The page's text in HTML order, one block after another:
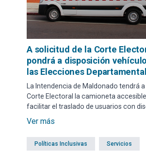
A solicitud de la Corte
pondrá a disposición
las Elecciones
La Intendencia de Maldonado tendrá
Corte Electoral la camioneta
facilitar el traslado de usuarios con
Ver más
Políticas Inclusivas Servicios